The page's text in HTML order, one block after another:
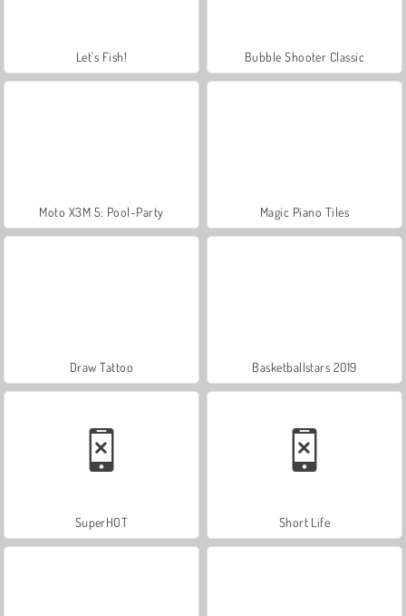
Let's Fish! Bubble Shooter Classic
Moto X3M 5: Pool-Party Magic Piano Tiles
Draw Tattoo Basketballstars 2019
SuperHOT Short Life